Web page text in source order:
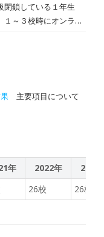
まずは２枚の画像を見
。そして、違いはど
教室では、とっても盛
少しクイズを紹介。 全
７問もありましたの
たっぷりと楽しめまし
デジタルネイティブな
たちは、柔軟な発想で
おかしく楽しませてく
、上手に苗を植えてい
た。大きく育つように
てきました。２年生は
育てています。こま学
も先週、超巨大なキュ
ができました。おいし
料理に変身できるとい
すね。２年生たちが図
時間に作った作品を身
今日測定した５年生
「けがの手当」につい
ブを各学級で見る時間
子供たちはとても楽し
に触ったり、手にはめ
たりして楽しみまし
どの子も タブレット
閉鎖している１年生
１～３校時にオンライ
題を進めていました。
いう子供たちの順応力
・・ちょっと大人びた
を得意げに感じていた
もしれません。 全員に
人数の子供たちが
の部屋に入って
主要項目について
年 2022年
2023
26校 26校